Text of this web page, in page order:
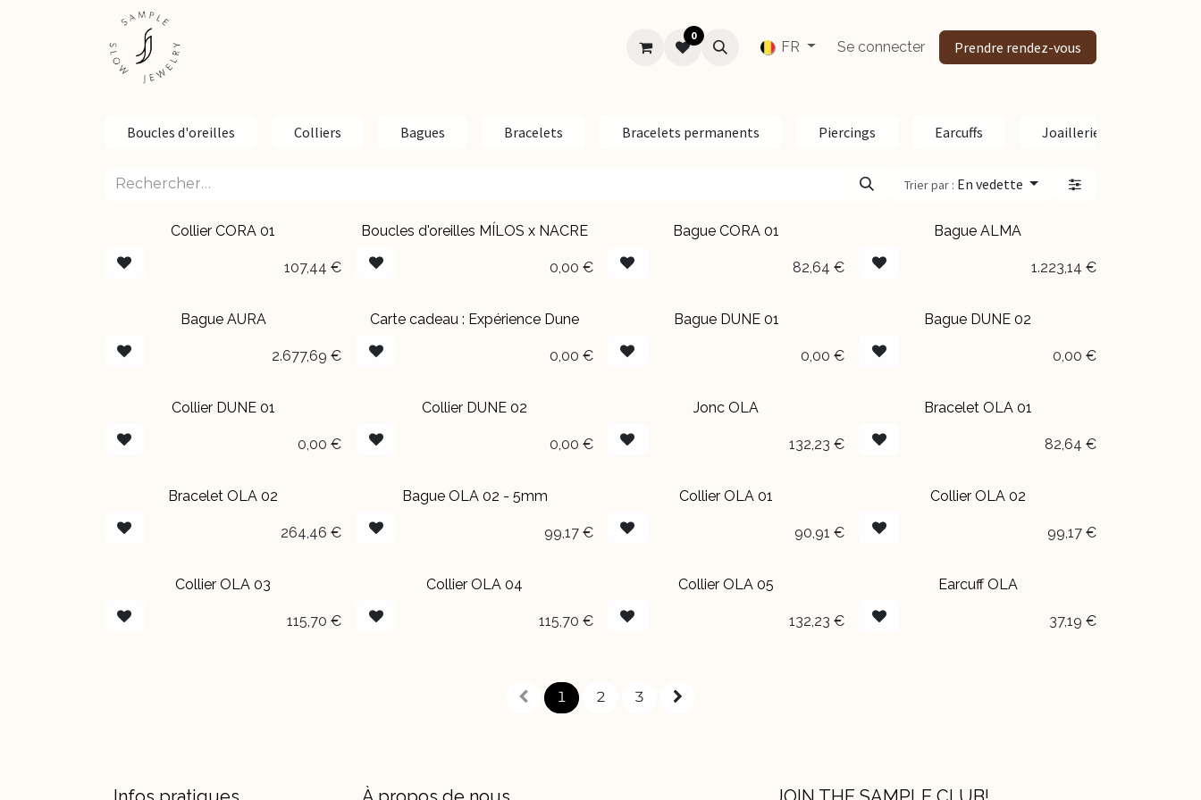
À PROPOS Aide
0
FR Se connecter Prendre rendez-vous
Boucles d'oreilles Colliers Bagues Bracelets Bracelets permanents Piercings Earcuffs Joaillerie
Trier par : En vedette
NOUVEAUCollier CORA 01​
107,44 €
Épuisé
Boucles d'oreilles MÍLOS x NACRE
0,00 €
Bague CORA 01
82,64 €
Bague ALMA
1.223,14 €
Bague AURA
2.677,69 €
Carte cadeau : Expérience Dune
0,00 €
EN BOUTIQUEBague DUNE 01
0,00 €
EN BOUTIQUEBague DUNE 02
0,00 €
EN BOUTIQUECollier DUNE 01
0,00 €
EN BOUTIQUECollier DUNE 02
0,00 €
Jonc OLA
132,23 €
Bracelet OLA 01
82,64 €
Bracelet OLA 02
264,46 €
Bague OLA 02 - 5mm
99,17€
Collier OLA 01
90,91 €
Collier OLA 02
99,17€
Collier OLA 03
115,70 €
Collier OLA 04
115,70 €
Collier OLA 05
132,23 €
Earcuff OLA
37,19 €
1 2 3